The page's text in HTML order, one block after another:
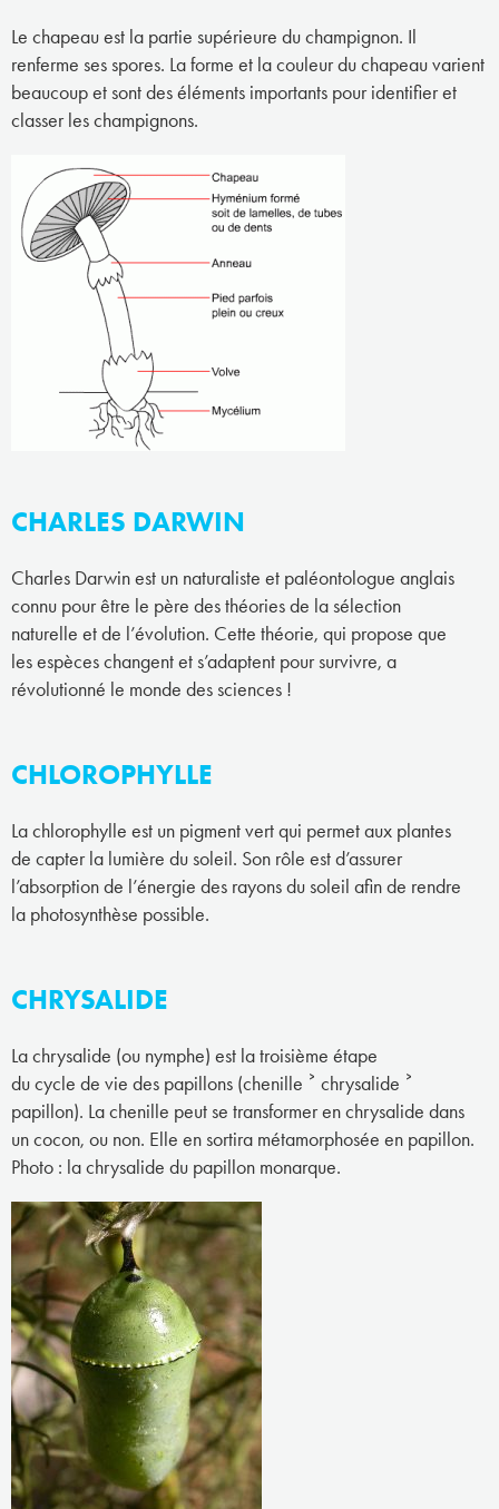
Le chapeau est la partie supérieure du champignon. Il
renferme ses spores. La forme et la couleur du chapeau varient
beaucoup et sont des éléments importants pour identifier et
classer les champignons.
CHARLES DARWIN
Charles Darwin est un naturaliste et paléontologue anglais
connu pour être le père des théories de la sélection
naturelle et de l’évolution. Cette théorie, qui propose que
les espèces changent et s’adaptent pour survivre, a
révolutionné le monde des sciences !
CHLOROPHYLLE
La chlorophylle est un pigment vert qui permet aux plantes
de capter la lumière du soleil. Son rôle est d’assurer
l’absorption de l’énergie des rayons du soleil afin de rendre
la photosynthèse possible.
CHRYSALIDE
La chrysalide (ou nymphe) est la troisième étape
du cycle de vie des papillons (chenille ˃ chrysalide ˃
papillon). La chenille peut se transformer en chrysalide dans
un cocon, ou non. Elle en sortira métamorphosée en papillon.
Photo : la chrysalide du papillon monarque.